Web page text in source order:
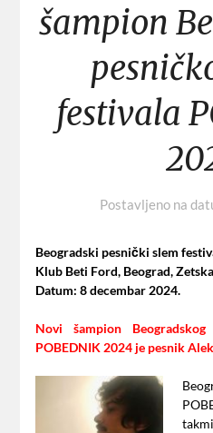
šampion
festivala
Postavljeno na
Beogradski pesnički slem
Klub Beti Ford, Beograd,
Datum: 8 decembar 2024.
Novi šampion
POBEDNIK 2024 je pesnik